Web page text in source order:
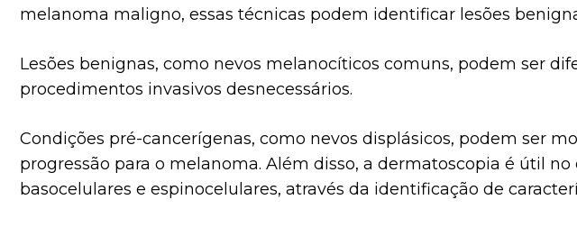
melanoma maligno, essas técnicas podem identificar lesões
Lesões benignas, como nevos melanocíticos comuns, podem ser
procedimentos invasivos desnecessários.
Condições pré-cancerígenas, como nevos displásicos, podem ser
progressão para o melanoma. Além disso, a dermatoscopia é útil
basocelulares e espinocelulares, através da identificação de